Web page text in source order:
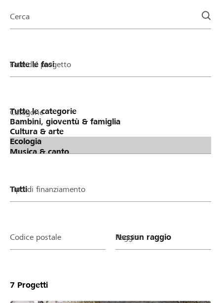
della
Cerca
Fase del progetto
Categorie
Tipo di finanziamento
Codice postale Raggio
7 Progetti